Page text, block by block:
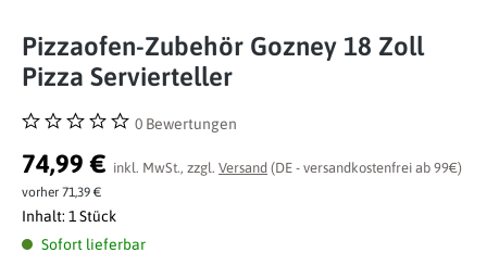
Pizzaofen-Zubehör Gozney 18 Zoll
Pizza Servierteller
Durchschnittliche Bewertung von 0 von 5 Sternen
0 Bewertungen
74,99 € inkl. MwSt., zzgl. Versand (DE - versandkostenfrei ab 99€)
vorher 71,39 €
Inhalt: 1 Stück
Sofort lieferbar